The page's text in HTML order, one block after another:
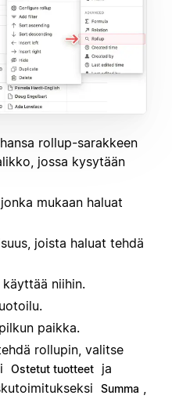
rollup-sarakkeen
jossa kysytään
mukaan haluat
joista haluat tehdä
niihin.
paikka.
rollupin, valitse
Ostetut tuotteet ja
Summa ,